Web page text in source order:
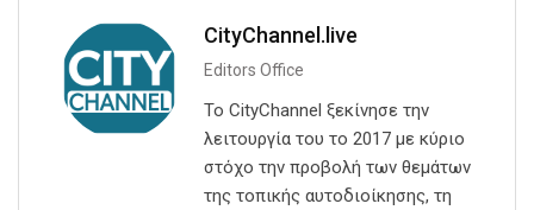
CityChannel.live
Editors Office
Το CityChannel ξεκίνησε την
λειτουργία του το 2017 με κύριο
στόχο την προβολή των θεμάτων
της τοπικής αυτοδιοίκησης, τη